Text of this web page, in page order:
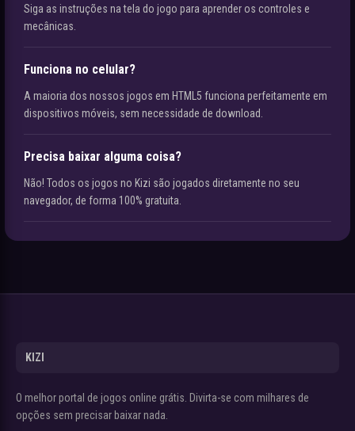
Siga as instruções na tela do jogo para aprender os controles e
mecânicas.
Funciona no celular?
A maioria dos nossos jogos em HTML5 funciona perfeitamente em
dispositivos móveis, sem necessidade de download.
Precisa baixar alguma coisa?
Não! Todos os jogos no Kizi são jogados diretamente no seu
navegador, de forma 100% gratuita.
KIZI
O melhor portal de jogos online grátis. Divirta-se com milhares de
opções sem precisar baixar nada.